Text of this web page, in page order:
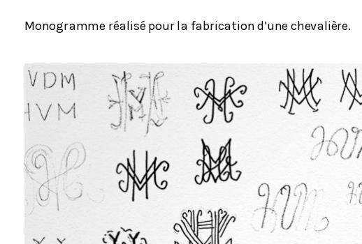
Monogramme réalisé pour la fabrication d’une chevalière.